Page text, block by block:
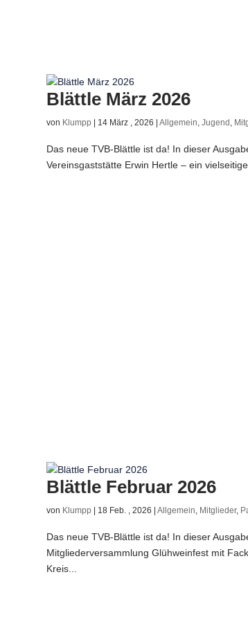
Blättle März 2026
von Klumpp 14 März , 2026 |Allgemein,Jugend ,
Das neue TVB-Blättle ist da! In dieser
Vereinsgaststätte Erwin Hertle – ein
Blättle Februar 2026
von Klumpp 18 Feb. , 2026 |Allgemein, Mitglieder,
Das neue TVB-Blättle ist da! In dieser
Mitgliederversammlung Glühweinfest mit
Kreis...